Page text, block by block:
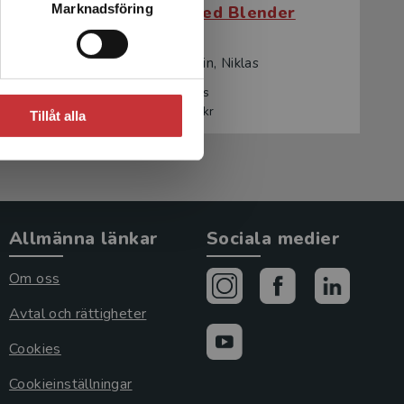
Marknadsföring
Tillåt alla
3D-grafik med Blender
Folkegård Gradin, Niklas
241 krinkl. moms
Exkl. moms: 227 kr
Allmänna länkar
Om oss
Avtal och rättigheter
Cookies
Cookieinställningar
Sociala medier